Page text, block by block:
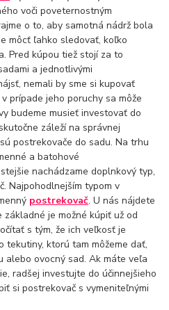
voči poveternostným
o to, aby samotná nádrž bola
môcť ľahko sledovať, koľko
Pred kúpou tiež stojí za to
a jednotlivými
nemali by sme si kupovať
prípade jeho poruchy sa môže
budeme musieť investovať do
záleží na správnej
postrekovače do sadu. Na trhu
a batohové
nachádzame doplnkový typ,
Najpohodlnejším typom v
postrekovač. U nás nájdete
je možné kúpiť už od
s tým, že ich veľkosť je
tekutiny, ktorú tam môžeme dať,
alebo ovocný sad. Ak máte veľa
radšej investujte do účinnejšieho
si postrekovač s vymeniteľnými